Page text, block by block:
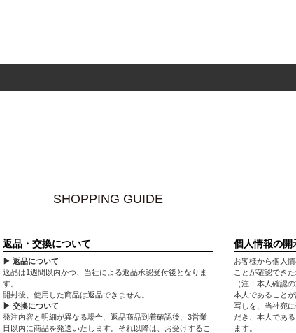
SHOPPING GUIDE
返品・交換について
▶ 返品について
返品は1週間以内かつ、当社による返品承認受付後となりま
す。
開封後、使用した商品は返品できません。
▶ 交換について
発注内容と明細が異なる場合、返品商品到着確認後、3営業
日以内に商品を発送いたします。それ以降は、お受けするこ
個人情報の開
お客様から個人
ことが確認でき
（注：本人確認の
本人であること
写しを、当社宛
だき、本人であ
ます。